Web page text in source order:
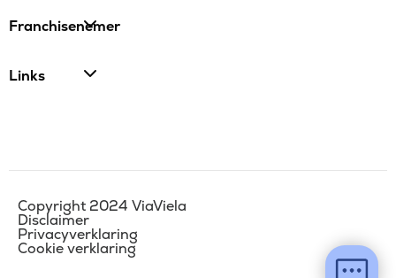
Franchisenemer
Links
Copyright 2024 ViaViela
Disclaimer
Privacyverklaring
Cookie verklaring